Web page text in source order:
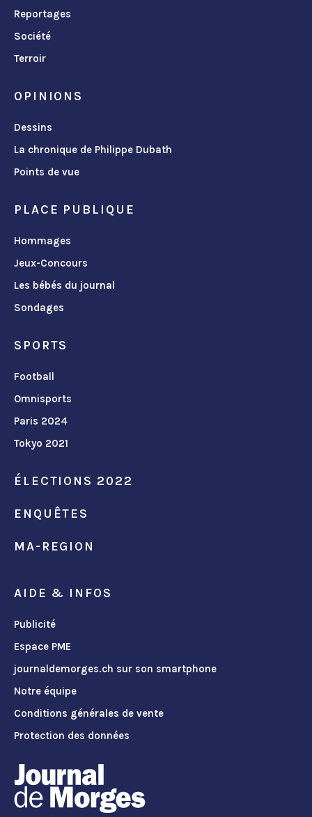
Reportages
Société
Terroir
OPINIONS
Dessins
La chronique de Philippe Dubath
Points de vue
PLACE PUBLIQUE
Hommages
Jeux-Concours
Les bébés du journal
Sondages
SPORTS
Football
Omnisports
Paris 2024
Tokyo 2021
ÉLECTIONS 2022
ENQUÊTES
MA-REGION
AIDE & INFOS
Publicité
Espace PME
journaldemorges.ch sur son smartphone
Notre équipe
Conditions générales de vente
Protection des données